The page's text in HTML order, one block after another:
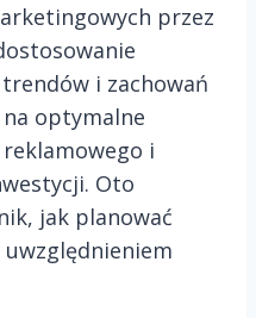
przez
i zachowań
optymalne
i
Oto
jak planować
uwzględnieniem